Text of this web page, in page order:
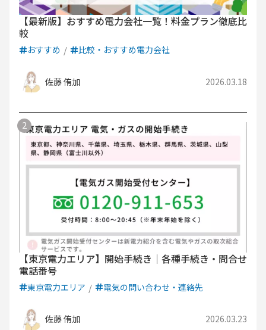
【最新版】おすすめ電力会社一覧！料金プラン徹底比
較
おすすめ 比較・おすすめ電力会社
佐藤 侑加 2026.03.18
【東京電力エリア】開始手続き｜各種手続き・問合せ
電話番号
東京電力エリア 電気の問い合わせ・連絡先
佐藤 侑加 2026.03.23